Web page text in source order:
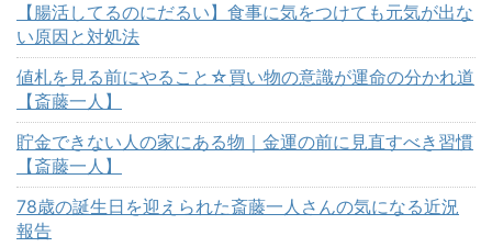
【腸活してるのにだるい】食事に気をつけても元気が出な
い原因と対処法
値札を見る前にやること☆買い物の意識が運命の分かれ道
【斎藤一人】
貯金できない人の家にある物｜金運の前に見直すべき習慣
【斎藤一人】
78歳の誕生日を迎えられた斎藤一人さんの気になる近況
報告